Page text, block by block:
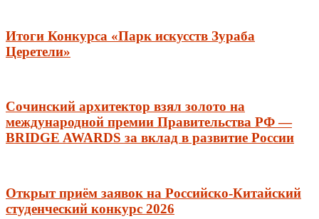
Итоги Конкурса «Парк искусств Зураба
Церетели»
Сочинский архитектор взял золото на
международной премии Правительства РФ —
BRIDGE AWARDS за вклад в развитие России
Открыт приём заявок на Российско-Китайский
студенческий конкурс 2026